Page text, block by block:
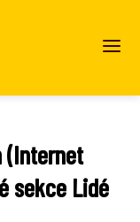
(Internet
sekce Lidé